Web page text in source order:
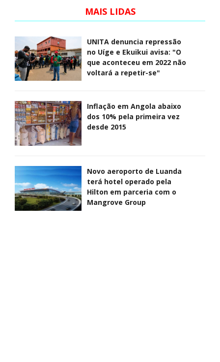
MAIS LIDAS
UNITA denuncia repressão
no Uíge e Ekuikui avisa: "O
que aconteceu em 2022 não
voltará a repetir-se"
Inflação em Angola abaixo
dos 10% pela primeira vez
desde 2015
Novo aeroporto de Luanda
terá hotel operado pela
Hilton em parceria com o
Mangrove Group